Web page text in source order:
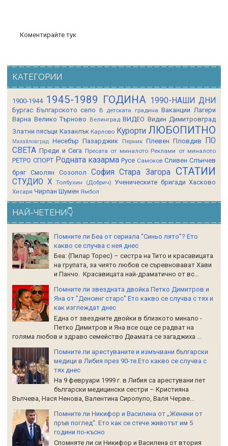
Коментирайте тук
КАТЕГОРИИ
1900-1944 1945-1989 ГОДИНА 1990-НАШИ ДНИ
Бургас Българското село В детската градина Ваканции Лагери
Варна Велико Търново Велинград ВИДЕО Видин Димитровград
Златни пясъци Казанлък Карлово Курорти ЛЮБОПИТНО
Михайловград Несебър Пазарджик Перник Плевен Пловдив
ПО
СВЕТА Преди и Сега Пресата от миналото Реклами от миналото
РЕТРО СПОРТ Родната казарма Русе Самоков Сливен Слънчев
бряг Смолян Созопол София Стара Загора СТАТИИ
СТУДИО Х Толбухин (Добрич) Ученическите бригади Хасково
Хисаря Чирпан Шумен Ямбол
НАЙ-ЧЕТЕНИ👇
Помните ли Беа от сериала “Синьо лято”? Ето
какво се случва с нея днес
Беа: (Пилар Торес) – сестра на Тито и красавицата
на групата, за чиято любов се съревновават Хави
и Панчо. Красавицата най-драматично от вс...
Помните ли звездната двойка Петко Димитров и
Яна от "Денсинг старс" Ето какво се случва с тях и
как изглеждат днес
Една от звездните двойки в близкото минало -
Петко Димитров и Яна все още се радват на
голяма любов и здраво семейство Двамата се загаджиха ...
Помните ли арестуваните и измъчвани български
медици в Либия през 90-те.Ето какво се случва с
тях днес
На 9 февруари 1999 г. в Либия са арестувани пет
български медицински сестри – Кристияна
Вълчева, Нася Ненова, Валентина Сиропуло, Валя Черве...
Помните ли Никифор и Василена от „Женени от
пръв поглед“. Ето как се стече животът им 5
години по-късно
Спомняте ли си Никифор и Василена от втория